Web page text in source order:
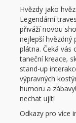
Hvězdy jako
Legendární
přiváží novou
nejlepší hvězdný
plátna. Čeká vás
taneční kreace,
stand-up
výpravných
humoru a
nechat ujít!
Odkazy pro více